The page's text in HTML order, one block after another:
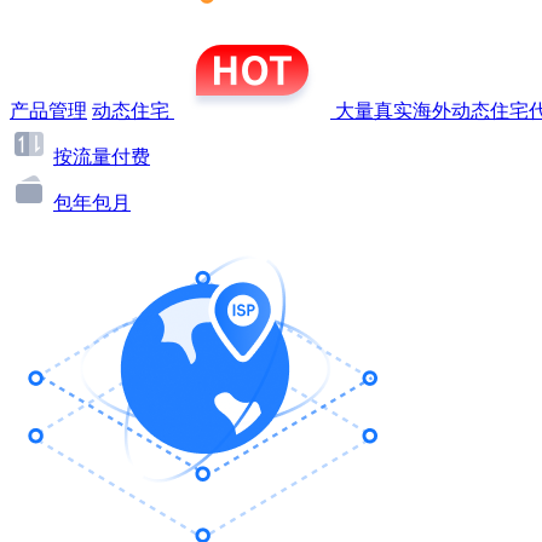
产品管理 动态住宅 大量真实海外动态住宅
按流量付费
包年包月